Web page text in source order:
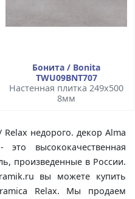
Бонита / Bonita
TWU09BNT707
Настенная плитка 249x500
8мм
недорого. декор Alma
высококачественная
произведенные в России.
вы можете купить
Relax. Мы продаем